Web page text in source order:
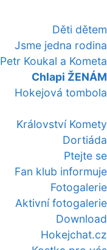
Děti dětem
Jsme jedna rodina
Petr Koukal a Kometa
Chlapi ŽENÁM
Hokejová tombola
Království Komety
Dortiáda
Ptejte se
Fan klub informuje
Fotogalerie
Aktivní fotogalerie
Download
Hokejchat.cz